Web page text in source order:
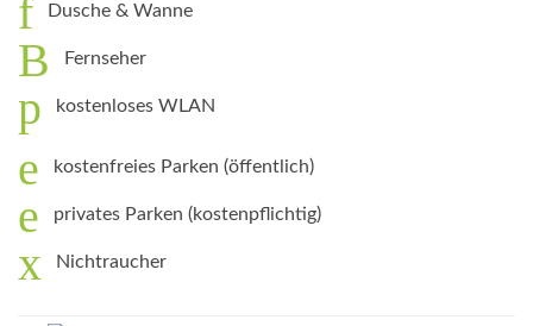
Dusche & Wanne
Fernseher
kostenloses WLAN
kostenfreies Parken (öffentlich)
privates Parken (kostenpflichtig)
Nichtraucher